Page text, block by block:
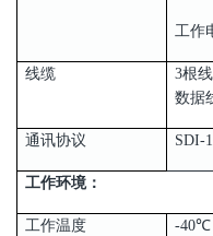
工作
线缆
3根
数据
通讯协议 SDI-
工作环境：
工作温度 -